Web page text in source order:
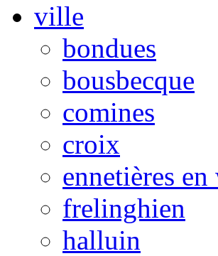
ville
bondues
bousbecque
comines
croix
ennetières en
frelinghien
halluin